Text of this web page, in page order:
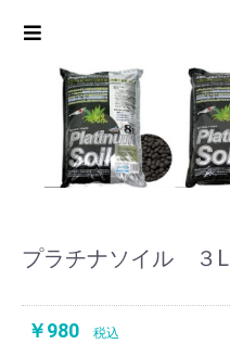
プラチナソイル ３L
￥980 税込